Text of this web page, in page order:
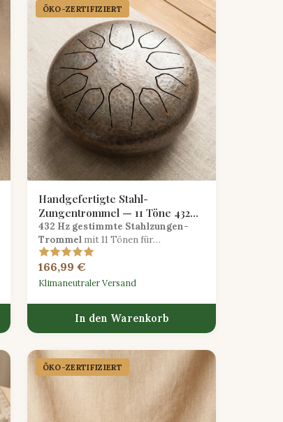
ÖKO-ZERTIFIZIERT
Handgefertigte Stahl-
Zungentrommel — 11 Töne 432
Hz Heilfrequenz
432 Hz gestimmte Stahlzungen-
Trommel mit 11 Tönen für
tiefgehende meditative Klangtherapie
und achtsame Entspannung.
166,99 €
Klimaneutraler Versand
In den Warenkorb
ÖKO-ZERTIFIZIERT